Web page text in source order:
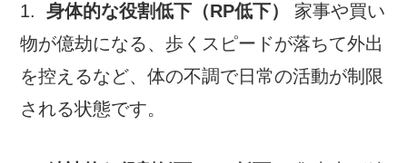
1.身体的な役割低下（RP低下）
家事や買い
物が億劫になる、歩くスピードが落ちて外出
を控えるなど、体の不調で日常の活動が制限
される状態です。